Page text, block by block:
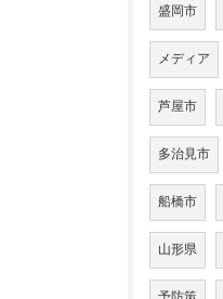
盛岡市
メディア
芦屋市
多治見市
船橋市
山形県